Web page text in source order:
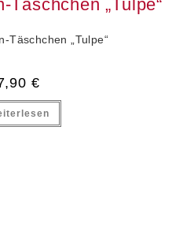
Täschchen „Tulpe“
€